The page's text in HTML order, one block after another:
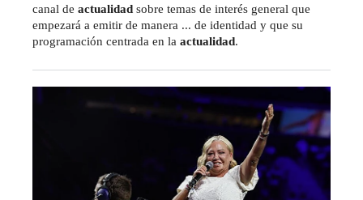
canal de actualidad sobre temas de interés general que
empezará a emitir de manera ... de identidad y que su
programación centrada en la actualidad.